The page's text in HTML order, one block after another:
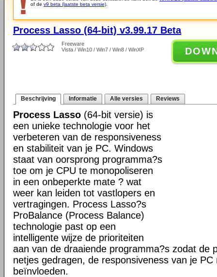
of de v9 beta (laatste beta versie)
Process Lasso (64-bit) v3.99.17 Beta
Freeware
Vista / Win10 / Win7 / Win8 / WinXP
Beschrijving Informatie Alle versies Reviews
Process Lasso (64-bit versie) is
een unieke technologie voor het
verbeteren van de responsiveness
en stabiliteit van je PC. Windows
staat van oorsprong programma?s
toe om je CPU te monopoliseren
in een onbeperkte mate ? wat
weer kan leiden tot vastlopers en
vertragingen. Process Lasso?s
ProBalance (Process Balance)
technologie past op een
intelligente wijze de prioriteiten
aan van de draaiende programma?s zodat de
netjes gedragen, de responsiveness van je PC
beïnvloeden.